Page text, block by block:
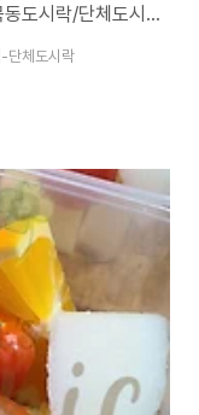
[흑석로]중앙대학교 행사도시락입니다<목동도시락/단체도시락/도시락케이터링:원스피크닉>
단체도시락